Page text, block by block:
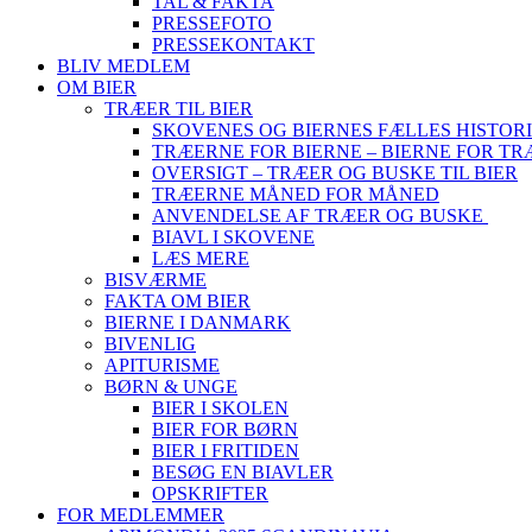
PRESSEFOTO
PRESSEKONTAKT
BLIV MEDLEM
OM BIER
TRÆER TIL BIER
SKOVENES OG BIERNES FÆLLES
TRÆERNE FOR BIERNE – BIERNE FOR
OVERSIGT – TRÆER OG BUSKE TIL BIER
TRÆERNE MÅNED FOR MÅNED
ANVENDELSE AF TRÆER OG BUSKE
BIAVL I SKOVENE
LÆS MERE
BISVÆRME
FAKTA OM BIER
BIERNE I DANMARK
BIVENLIG
APITURISME
BØRN & UNGE
BIER I SKOLEN
BIER FOR BØRN
BIER I FRITIDEN
BESØG EN BIAVLER
OPSKRIFTER
FOR MEDLEMMER